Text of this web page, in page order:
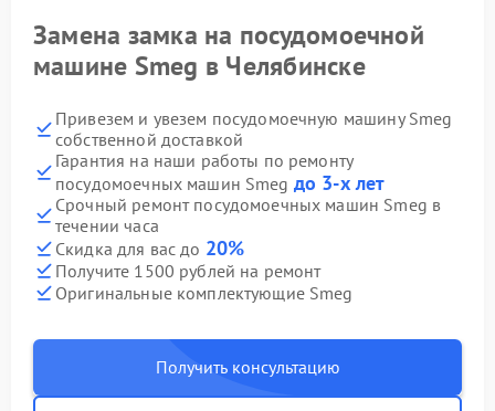
Замена замка на посудомоечной
машине Smeg в Челябинске
Привезем и увезем посудомоечную машину Smeg
собственной доставкой
Гарантия на наши работы по ремонту
посудомоечных машин Smeg до 3-х лет
Срочный ремонт посудомоечных машин Smeg в
течении часа
Скидка для вас до 20%
Получите 1500 рублей на ремонт
Оригинальные комплектующие Smeg
Получить консультацию